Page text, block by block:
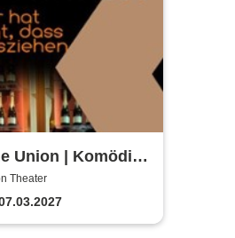
Union | Komödie
Theater